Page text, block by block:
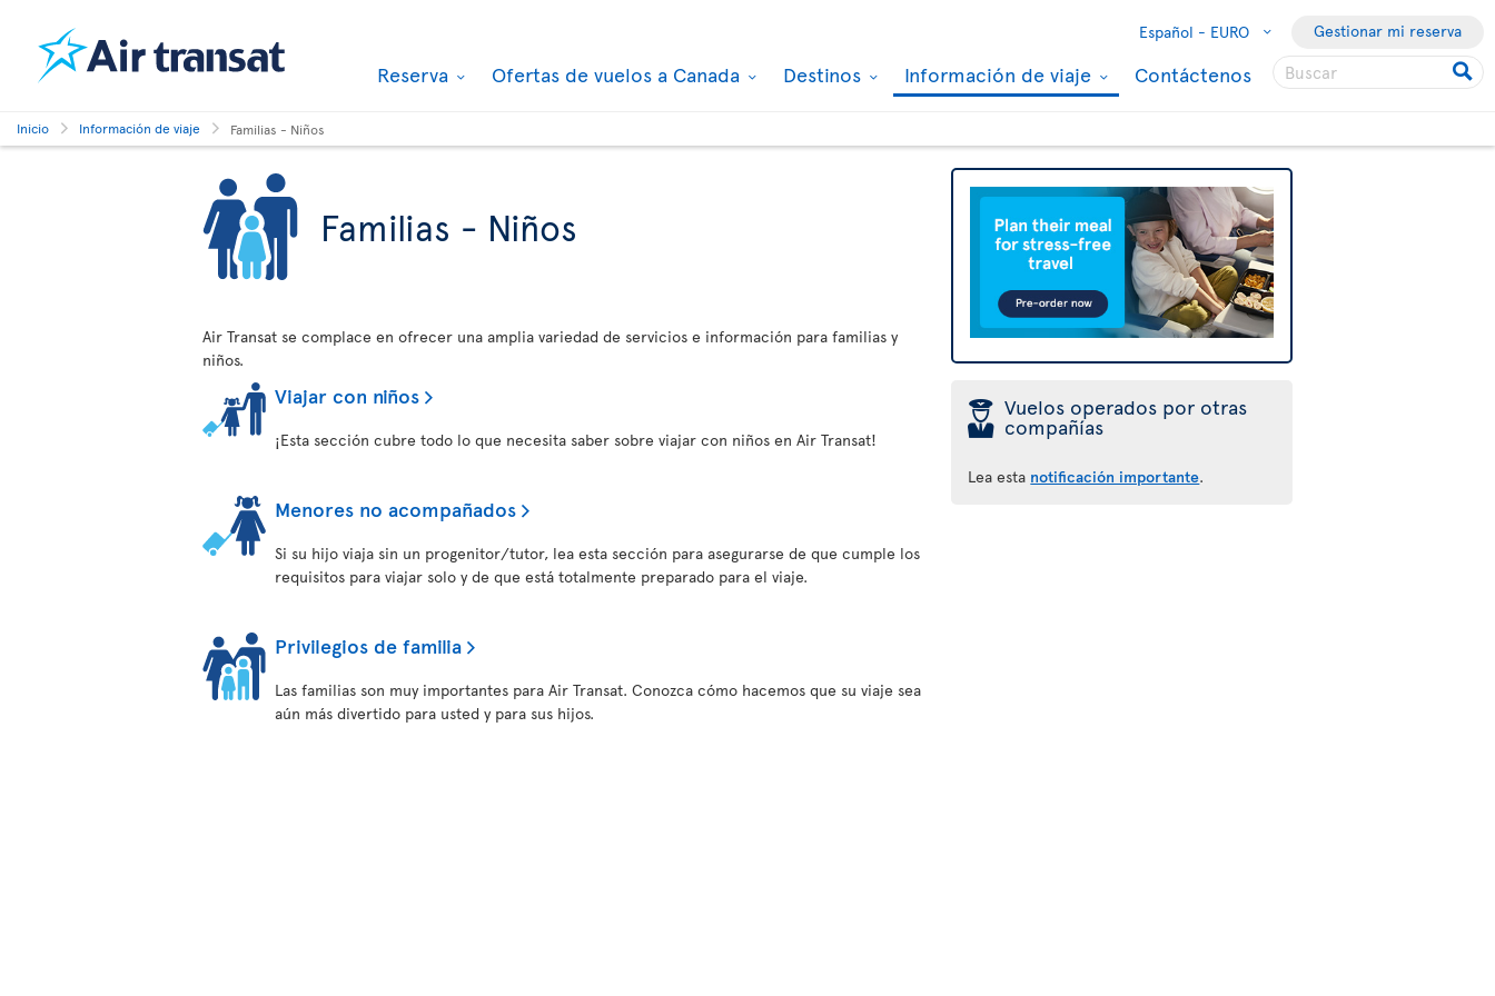
Español - EURO Gestionar mi reserva
Reserva Ofertas de vuelos a Canada Destinos Información de viaje Contáctenos
Inicio Información de viaje Familias - Niños
Familias - Niños
Air Transat se complace en ofrecer una amplia variedad de servicios e información para familias y
niños.
Viajar con niños
¡Esta sección cubre todo lo que necesita saber sobre viajar con niños en Air Transat!
Menores no acompañados
Si su hijo viaja sin un progenitor/tutor, lea esta sección para asegurarse de que cumple los
requisitos para viajar solo y de que está totalmente preparado para el viaje.
Privilegios de familia
Las familias son muy importantes para Air Transat. Conozca cómo hacemos que su viaje sea
aún más divertido para usted y para sus hijos.
þ Vuelos operados por otras
compañías
Lea esta notificación importante.